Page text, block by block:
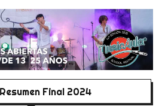
Final 2024